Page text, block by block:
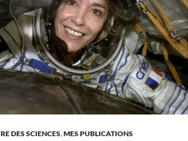
DES SCIENCES,MES PUBLICATIONS